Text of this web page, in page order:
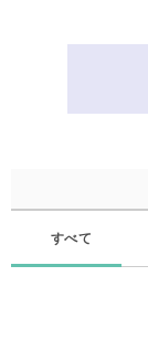
すべて